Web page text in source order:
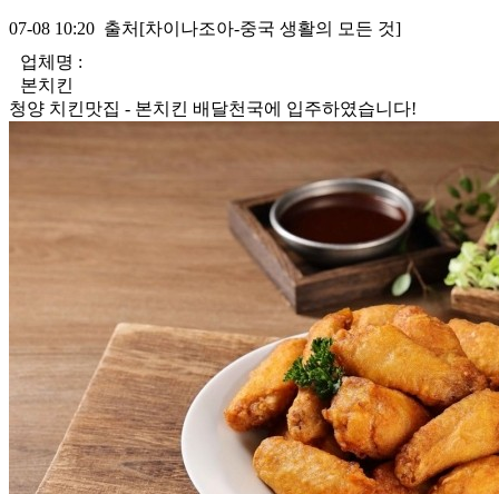
07-08 10:20 출처[차이나조아-중국 생활의 모든 것]
업체명 :
본치킨
청양 치킨맛집 - 본치킨 배달천국에 입주하였습니다!